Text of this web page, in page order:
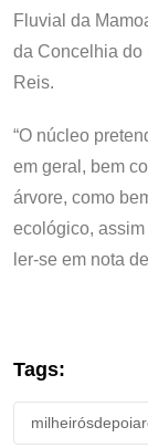
Fluvial da
da Concelhia do
Reis.
“O núcleo
em geral, bem
árvore, como
ecológico,
ler-se em nota
Tags: